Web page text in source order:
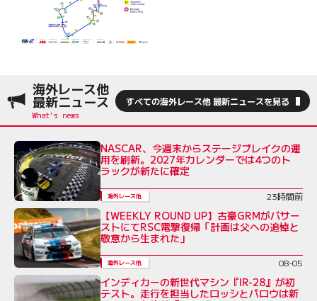
海外レース他
最新ニュース すべての海外レース他 最新ニュースを見る
NASCAR、今週末からステージブレイクの運
用を刷新。2027年カレンダーでは4つのト
ラックが新たに確定
海外レース他 23時間前
【WEEKLY ROUND UP】古豪GRMがバサー
ストにてRSC電撃復帰「計画は父への追悼と
敬意から生まれた」
海外レース他 08-05
インディカーの新世代マシン『IR-28』が初
テスト。走行を担当したロッシとパロウは新